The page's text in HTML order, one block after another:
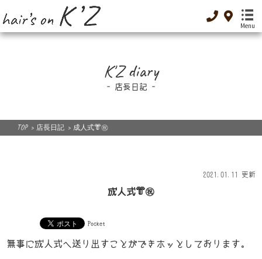
Menu
-トップ-
TOP
Special Menu
Low GI food
K'Z diary
店長日記
TOP > 店長日記 > 成人式👘㊗️
2021.01.11 更新
成人式👘㊗️
Pocket
無事に成人式へ送り出すことができホッとしております。